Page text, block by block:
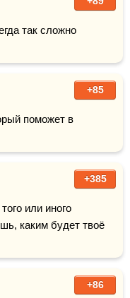
так сложно
+85
+385
или иного
+86